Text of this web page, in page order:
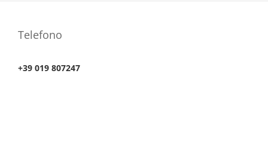
Telefono
+39 019 807247